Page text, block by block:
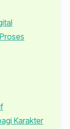
Karakter